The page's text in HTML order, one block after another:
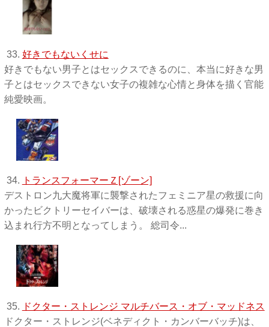
33. 好きでもないくせに
好きでもない男子とはセックスできるのに、本当に好きな男
子とはセックスできない女子の複雑な心情と身体を描く官能
純愛映画。
34.
トランスフォーマーＺ[ゾーン]
デストロン九大魔将軍に襲撃されたフェミニア星の救援に向
かったビクトリーセイバーは、破壊される惑星の爆発に巻き
込まれ行方不明となってしまう。 総司令...
35. ドクター・ストレンジ マルチバース・オブ・マッドネス
ドクター・ストレンジ(ベネディクト・カンバーバッチ)は、